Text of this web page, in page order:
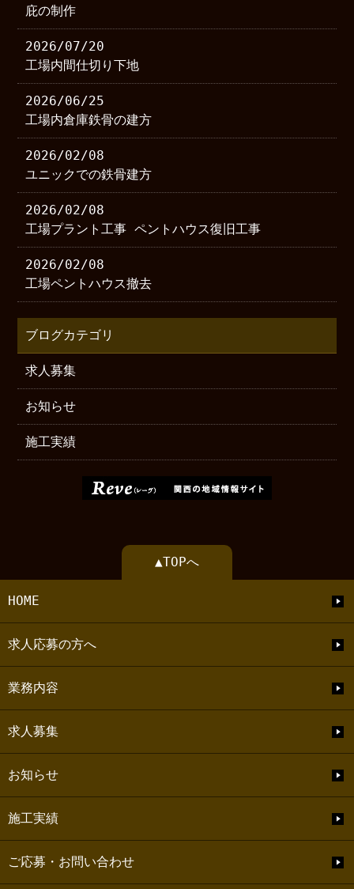
庇の制作
2026/07/20
工場内間仕切り下地
2026/06/25
工場内倉庫鉄骨の建方
2026/02/08
ユニックでの鉄骨建方
2026/02/08
工場プラント工事 ペントハウス復旧工事
2026/02/08
工場ペントハウス撤去
ブログカテゴリ
求人募集
お知らせ
施工実績
▲TOPへ
HOME
求人応募の方へ
業務内容
求人募集
お知らせ
施工実績
ご応募・お問い合わせ